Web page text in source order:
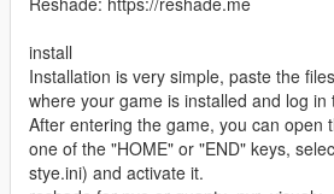
install
Installation is very simple, paste the
where your game is installed and log in
After entering the game, you can open
one of the "HOME" or "END" keys,
stye.ini) and activate it.